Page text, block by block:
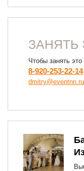
ЗАНЯТЬ
Чтобы занять
8-920-253-22-14
dmitry@eventnn.ru